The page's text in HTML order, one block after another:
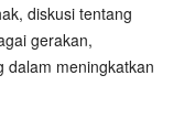
diskusi tentang
gerakan,
dalam meningkatkan